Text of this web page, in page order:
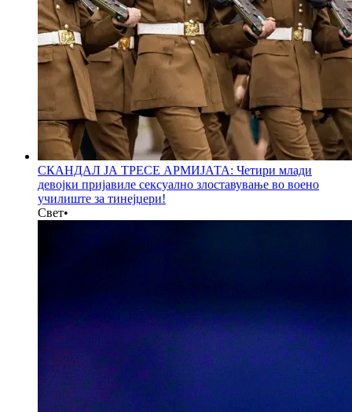
СКАНДАЛ ЈА ТРЕСЕ АРМИЈАТА: Четири млади
девојки пријавиле сексуално злоставување во воено
училиште за тинејџери!
Свет•